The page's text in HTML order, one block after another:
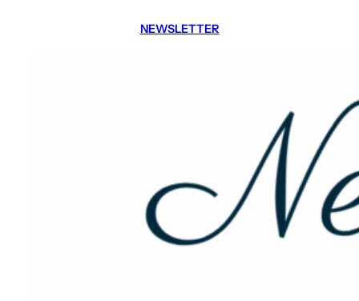
NEWSLETTER